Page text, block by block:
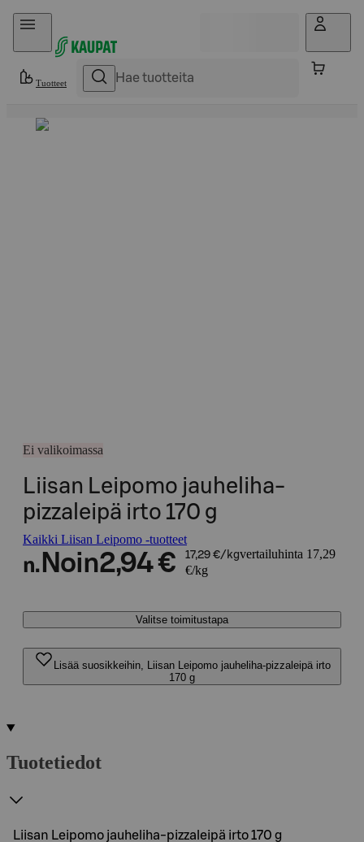
Hyppää sisältöön
Tuotteet
Ei valikoimassa
Liisan Leipomo jauheliha-
pizzaleipä irto 170 g
Kaikki Liisan Leipomo -tuotteet
n. Noin2,94 € 17,29 €/kgvertailuhinta 17,29
€/kg
Valitse toimitustapa
Lisää suosikkeihin, Liisan Leipomo jauheliha-pizzaleipä irto
170 g
Tuotetiedot
Liisan Leipomo jauheliha-pizzaleipä irto 170 g